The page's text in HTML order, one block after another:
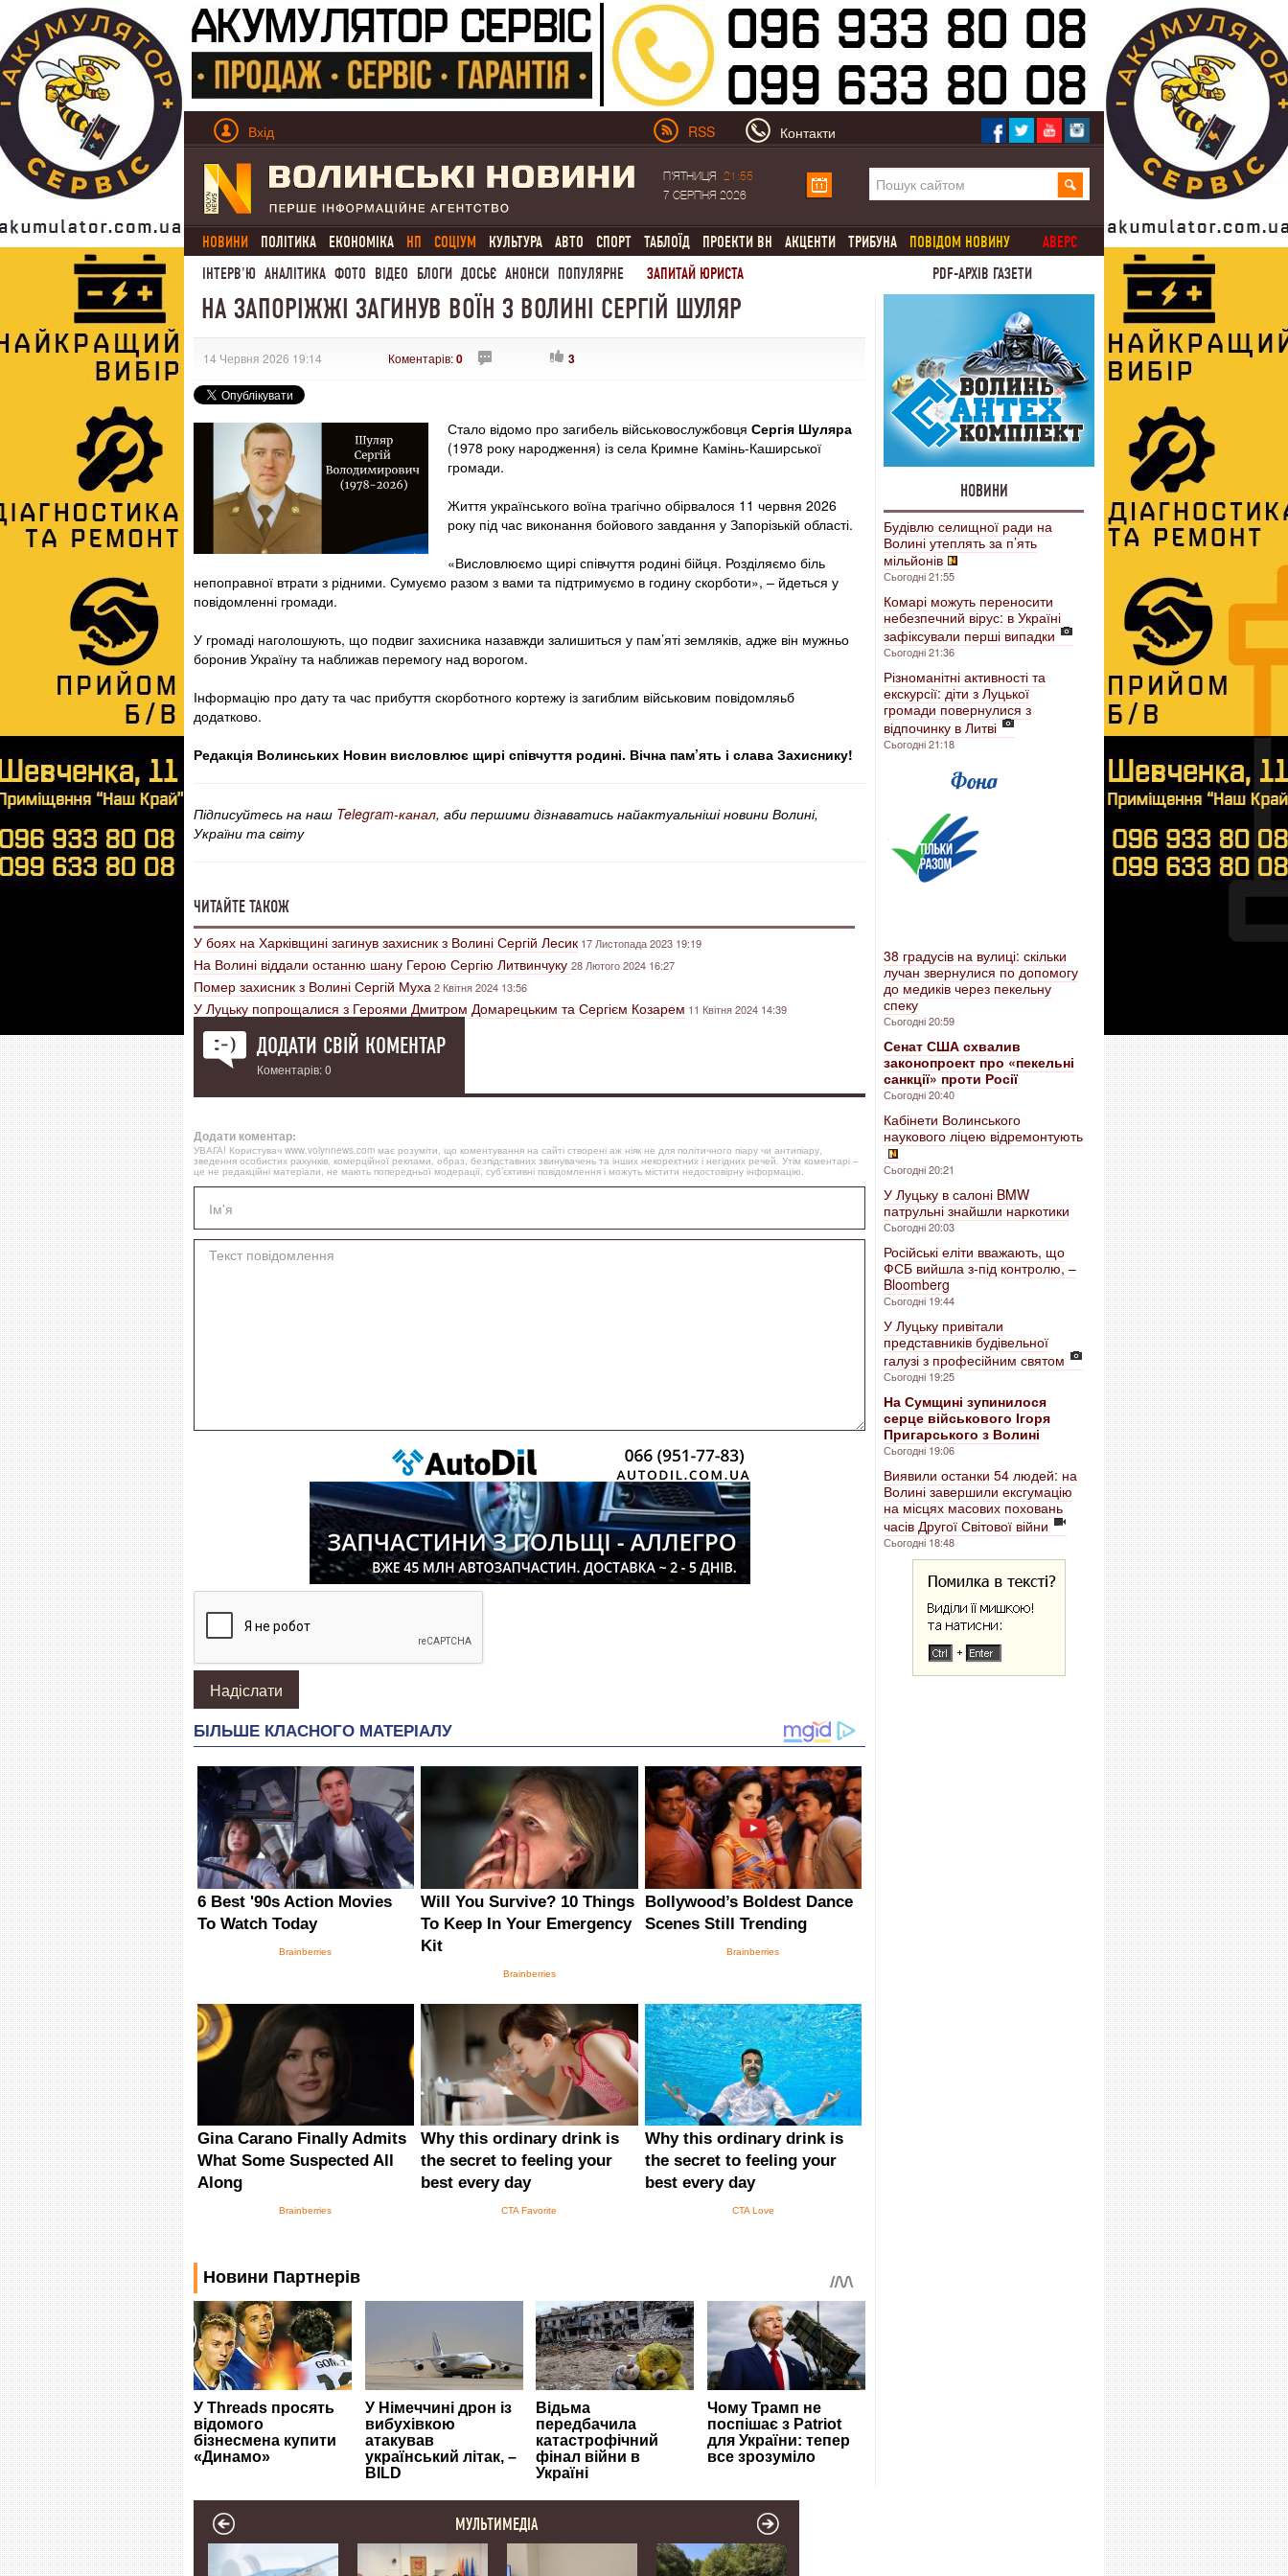
Вхід RSS Контакти
П'ЯТНИЦЯ
21:55
7 СЕРПНЯ 2026
НОВИНИ ПОЛІТИКА ЕКОНОМІКА НП СОЦІУМ КУЛЬТУРА АВТО СПОРТ ТАБЛОЇД ПРОЕКТИ ВН АКЦЕНТИ ТРИБУНА ПОВІДОМ НОВИНУ
АВЕРС
ІНТЕРВ'Ю АНАЛІТИКА ФОТО ВІДЕО БЛОГИ ДОСЬЄ АНОНСИ ПОПУЛЯРНЕ ЗАПИТАЙ ЮРИСТА PDF-АРХІВ ГАЗЕТИ
НА ЗАПОРІЖЖІ ЗАГИНУВ ВОЇН З ВОЛИНІ СЕРГІЙ ШУЛЯР
14 Червня 2026 19:14 Коментарів:0 3
Стало відомо про загибель військовослужбовця Сергія Шуляра
(1978 року народження) із села Кримне Камінь-Каширської
громади.
Життя українського воїна трагічно обірвалося 11 червня 2026
року під час виконання бойового завдання у Запорізькій області.
«Висловлюємо щирі співчуття родині бійця. Розділяємо біль
непоправної втрати з рідними. Сумуємо разом з вами та підтримуємо в годину скорботи», – йдеться у
повідомленні громади.
У громаді наголошують, що подвиг захисника назавжди залишиться у пам’яті земляків, адже він мужньо
боронив Україну та наближав перемогу над ворогом.
Інформацію про дату та час прибуття скорботного кортежу із загиблим військовим повідомляьб
додатково.
Редакція Волинських Новин висловлює щирі співчуття родині. Вічна пам’ять і слава Захиснику!
Підписуйтесь на наш Telegram-канал, аби першими дізнаватись найактуальніші новини Волині,
України та світу
ЧИТАЙТЕ ТАКОЖ
У боях на Харківщині загинув захисник з Волині Сергій Лесик 17 Листопада 2023 19:19
На Волині віддали останню шану Герою Сергію Литвинчуку 28 Лютого 2024 16:27
Помер захисник з Волині Сергій Муха2 Квітня 2024 13:56
У Луцьку попрощалися з Героями Дмитром Домарецьким та Сергієм Козарем 11 Квітня 2024 14:39
ДОДАТИ СВІЙ КОМЕНТАР
Коментарів: 0
Додати коментар:
УВАГА! Користувач www.volynnews.com має розуміти, що коментування на сайті створені аж ніяк не для політичного піару чи антипіару,
зведення особистих рахунків, комерційної реклами, образ, безпідставних звинувачень та інших некоректних і негідних речей. Утім коментарі –
це не редакційні матеріали, не мають попередньої модерації, суб’єктивні повідомлення і можуть містити недостовірну інформацію.
НОВИНИ
Будівлю селищної ради на
Волині утеплять за п’ять
мільйонів
Сьогодні 21:55
Комарі можуть переносити
небезпечний вірус: в Україні
зафіксували перші випадки
Сьогодні 21:36
Різноманітні активності та
екскурсії: діти з Луцької
громади повернулися з
відпочинку в Литві
Сьогодні 21:18
38 градусів на вулиці: скільки
лучан звернулися по допомогу
до медиків через пекельну
спеку
Сьогодні 20:59
Сенат США схвалив
законопроект про «пекельні
санкції» проти Росії
Сьогодні 20:40
Кабінети Волинського
наукового ліцею відремонтують
Сьогодні 20:21
У Луцьку в салоні BMW
патрульні знайшли наркотики
Сьогодні 20:03
Російські еліти вважають, що
ФСБ вийшла з-під контролю, –
Bloomberg
Сьогодні 19:44
У Луцьку привітали
представників будівельної
галузі з професійним святом
Сьогодні 19:25
На Сумщині зупинилося
серце військового Ігоря
Пригарського з Волині
Сьогодні 19:06
Виявили останки 54 людей: на
Волині завершили ексгумацію
на місцях масових поховань
часів Другої Світової війни
Сьогодні 18:48
МУЛЬТИМЕДІА